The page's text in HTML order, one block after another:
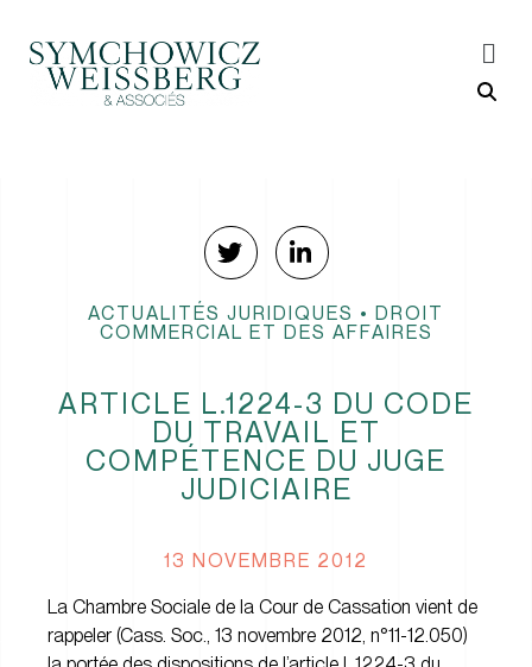
ACTUALITÉS JURIDIQUES • DROIT
COMMERCIAL ET DES AFFAIRES
ARTICLE L.1224-3 DU CODE
DU TRAVAIL ET
COMPÉTENCE DU JUGE
JUDICIAIRE
13 NOVEMBRE 2012
La Chambre Sociale de la Cour de Cassation vient de
rappeler (Cass. Soc., 13 novembre 2012, n°11-12.050)